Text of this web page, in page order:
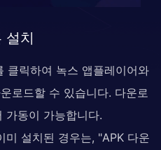
설치
클릭하여 녹스 앱플레이어와
로드할 수 있습니다. 다운로
가동이 가능합니다.
설치된 경우는, "APK 다운